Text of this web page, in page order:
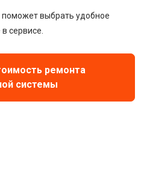
выбрать удобное
сервисе.
ремонта
системы